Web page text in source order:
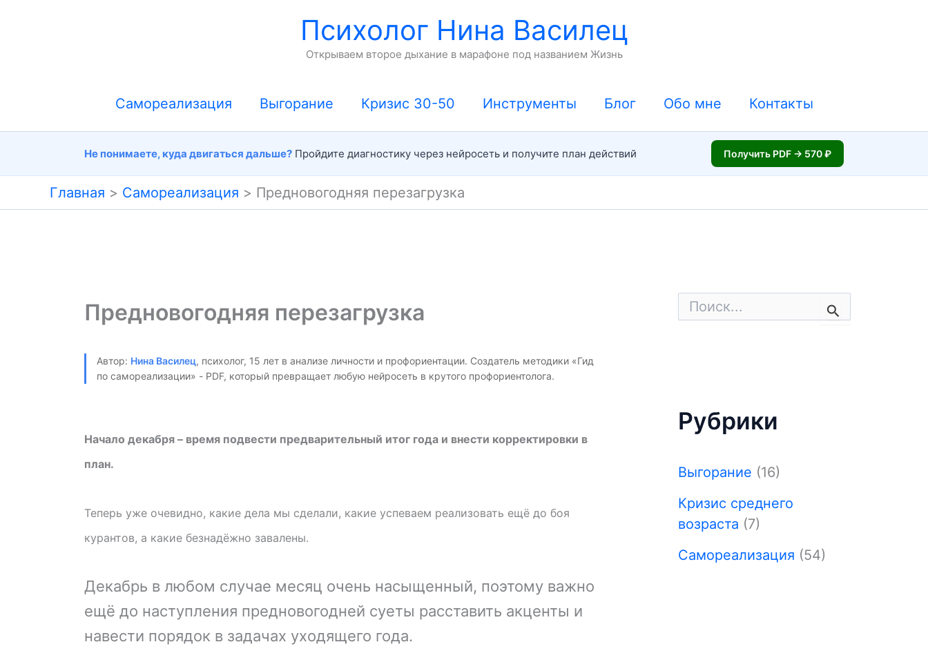
Психолог Нина Василец
Открываем второе дыхание в марафоне под названием Жизнь
Самореализация Выгорание Кризис 30-50 Инструменты Блог Обо мне Контакты
Не понимаете, куда двигаться дальше? Пройдите диагностику через нейросеть и получите план действий Получить PDF → 570 ₽
Главная Самореализация Предновогодняя перезагрузка
Предновогодняя перезагрузка
Автор: Нина Василец, психолог, 15 лет в анализе личности и профориентации. Создатель методики «Гид
по самореализации» - PDF, который превращает любую нейросеть в крутого профориентолога.
Начало декабря – время подвести предварительный итог года и внести корректировки в
план.
Теперь уже очевидно, какие дела мы сделали, какие успеваем реализовать ещё до боя
курантов, а какие безнадёжно завалены.
Декабрь в любом случае месяц очень насыщенный, поэтому важно
ещё до наступления предновогодней суеты расставить акценты и
навести порядок в задачах уходящего года.
о
Рубрики
Выгорание (16)
Кризис среднего
возраста (7)
Самореализация (54)